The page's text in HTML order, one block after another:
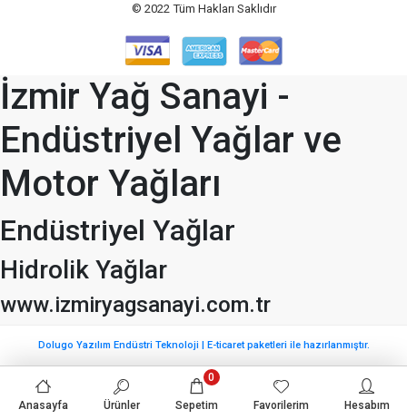
© 2022 Tüm Hakları Saklıdır
Anasayfa Ürünler Sepetim
0
Favorilerim Hesabım
İzmir Yağ Sanayi -
Endüstriyel Yağlar ve
Motor Yağları
Endüstriyel Yağlar
Hidrolik Yağlar
www.izmiryagsanayi.com.tr
Dolugo Yazılım Endüstri Teknoloji | E-ticaret paketleri ile hazırlanmıştır.